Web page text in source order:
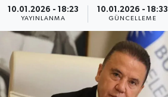
10.01.2026 - 18:23
YAYINLANMA
10.01.2026 - 18:33
GÜNCELLEME
Magazin
Turizm